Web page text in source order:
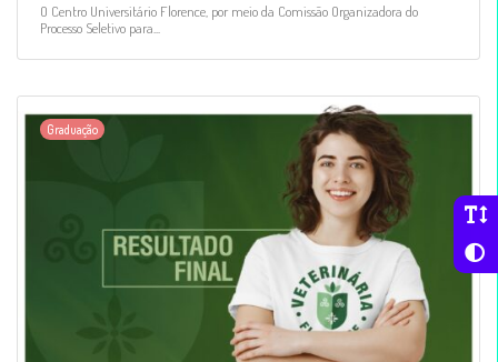
O Centro Universitário Florence, por meio da Comissão Organizadora do
Processo Seletivo para...
Graduação